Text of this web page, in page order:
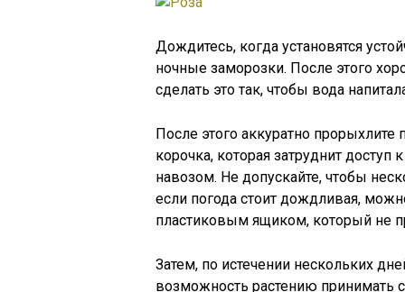
Дождитесь, когда установятся
ночные заморозки. После этого
сделать это так, чтобы вода
После этого аккуратно прорыхлите
корочка, которая затруднит доступ
навозом. Не допускайте, чтобы
если погода стоит дождливая,
пластиковым ящиком, который не
Затем, по истечении нескольких
возможность растению принимать